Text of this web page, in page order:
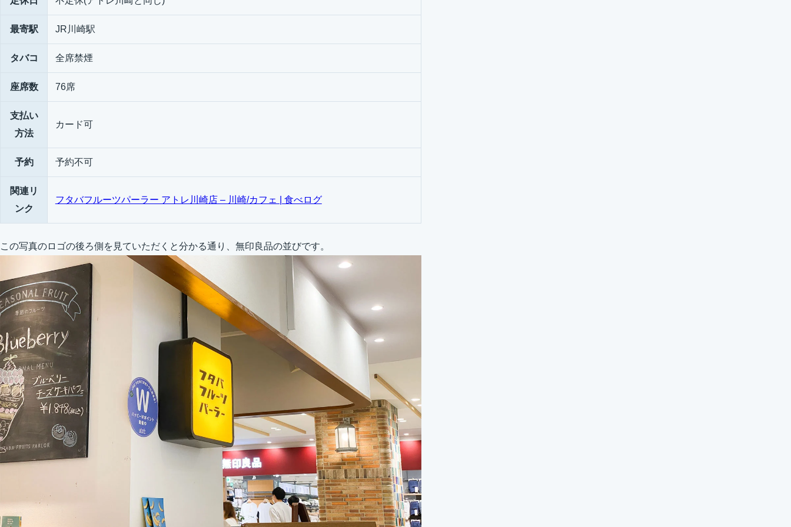
最寄駅 JR川崎駅
タバコ 全席禁煙
座席数 76席
支払い
方法
カード可
予約 予約不可
関連リ
ンク
フタバフルーツパーラー アトレ川崎店 – 川崎/カフェ | 食べログ
この写真のロゴの後ろ側を見ていただくと分かる通り、無印良品の並びです。